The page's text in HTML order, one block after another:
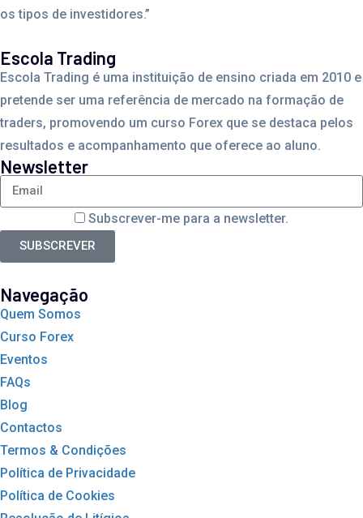
os tipos de investidores.”
Escola Trading
Escola Trading é uma instituição de ensino criada em 2010 e
pretende ser uma referência de mercado na formação de
traders, promovendo um curso Forex que se destaca pelos
resultados e acompanhamento que oferece ao aluno.
Newsletter
Subscrever-me para a newsletter.
SUBSCREVER
Navegação
Quem Somos
Curso Forex
Eventos
FAQs
Blog
Contactos
Termos & Condições
Política de Privacidade
Política de Cookies